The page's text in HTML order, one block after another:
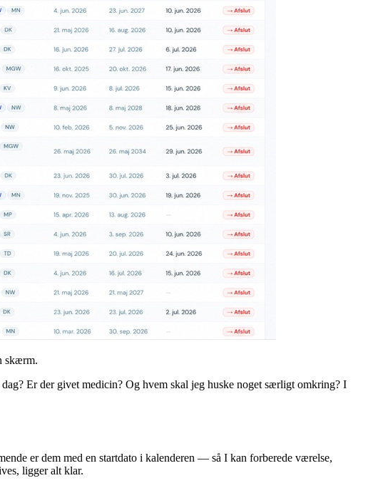
skærm.
Er der givet medicin? Og hvem skal jeg huske noget særligt omkring? I
er dem med en startdato i kalenderen — så I kan forberede værelse,
ligger alt klar.